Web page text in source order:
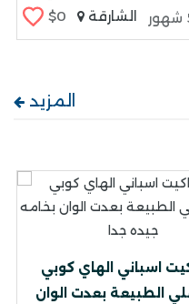
$0 الشارقة
المزيد
اسباني الهاي كوبي
الطبيعة بعدت الوان